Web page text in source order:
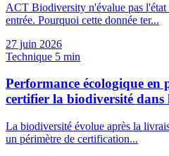
ACT Biodiversity n'évalue pas l'état
entrée. Pourquoi cette donnée ter...
27 juin 2026
Technique 5 min
Performance écologique en
certifier la biodiversité dans
La biodiversité évolue après la
un périmètre de certification...